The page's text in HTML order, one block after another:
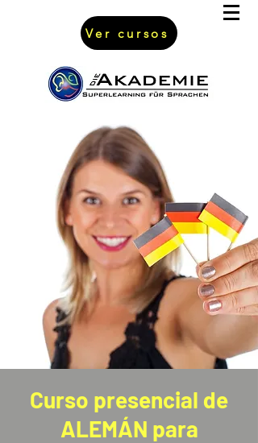
Ver cursos
Curso presencial de
ALEMÁN para